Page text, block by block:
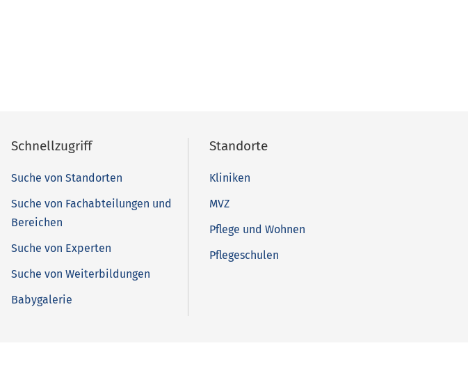
Schnellzugriff
Suche von Standorten
Suche von Fachabteilungen und
Bereichen
Suche von Experten
Suche von Weiterbildungen
Babygalerie
Standorte
Kliniken
MVZ
Pflege und Wohnen
Pflegeschulen